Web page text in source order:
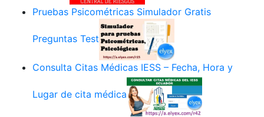
Pruebas Psicométricas Simulador Gratis
Preguntas Test
Consulta Citas Médicas IESS – Fecha, Hora y
Lugar de cita médica